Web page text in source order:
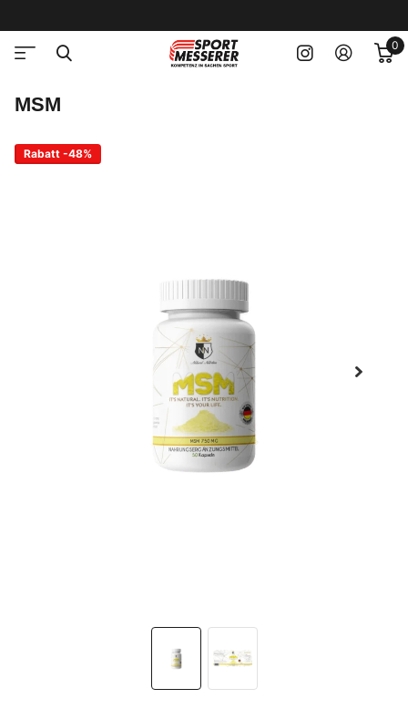
0
MSM
Rabatt -48%